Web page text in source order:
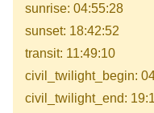
sunrise: 04:55:28
sunset: 18:42:52
transit: 11:49:10
civil_twilight_begin:
civil_twilight_end: